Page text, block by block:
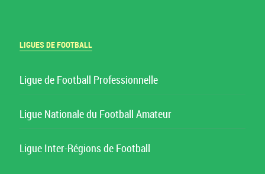
LIGUES DE FOOTBALL
Ligue de Football Professionnelle
Ligue Nationale du Football Amateur
Ligue Inter-Régions de Football